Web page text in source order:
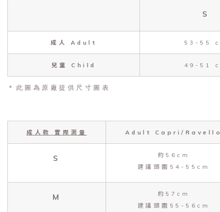
S
成人 Adult 53-55
兒童 Child 49-51
＊此圖為原廠提供尺寸圖表
成人款 實際測量 Adult Capri/
S
約56cm
建議頭圍54-55cm
M
約57cm
建議頭圍55-56cm